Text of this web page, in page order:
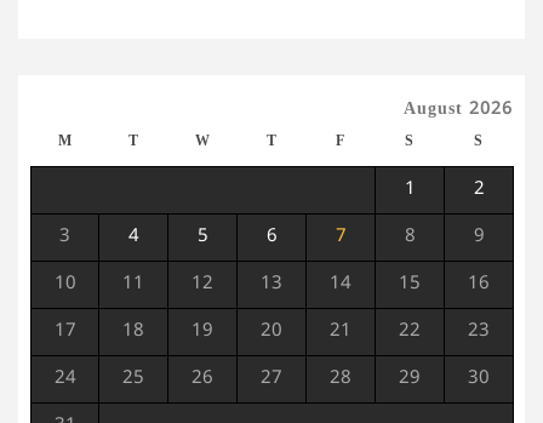
August 2026
M T W T F S S
1 2
3 4 5 6 7 8 9
10 11 12 13 14 15 16
17 18 19 20 21 22 23
24 25 26 27 28 29 30